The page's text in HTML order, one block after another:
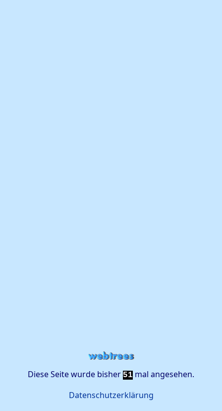
Diese Seite wurde bisher 51 mal angesehen.
Datenschutzerklärung